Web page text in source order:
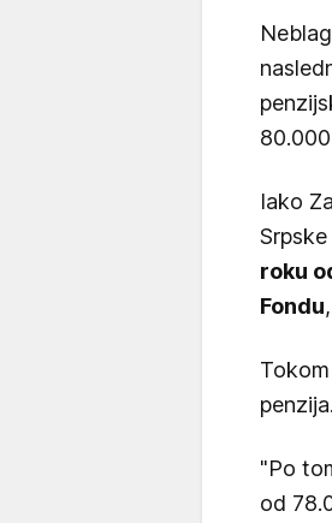
Iako
roku
Fondu
penzija.
"Po
od